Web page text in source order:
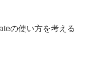
の使い方を考える